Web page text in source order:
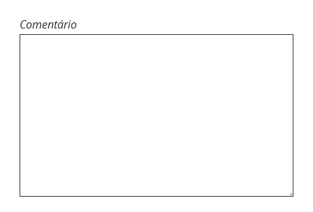
T
Comentário